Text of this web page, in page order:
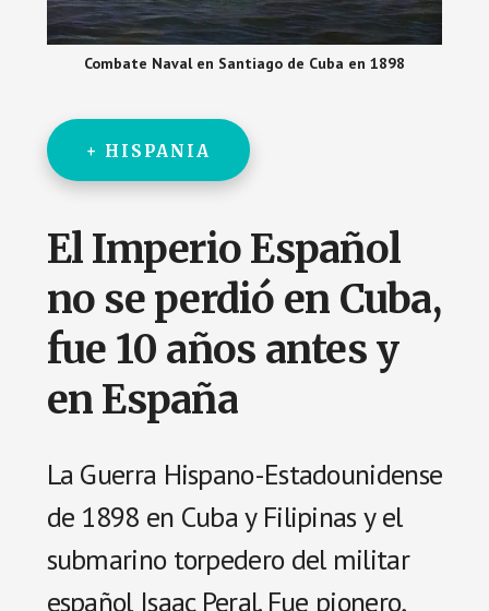
Combate Naval en Santiago de Cuba en 1898
+ HISPANIA
El Imperio Español
no se perdió en Cuba,
fue 10 años antes y
en España
La Guerra Hispano-Estadounidense
de 1898 en Cuba y Filipinas y el
submarino torpedero del militar
español Isaac Peral. Fue pionero,